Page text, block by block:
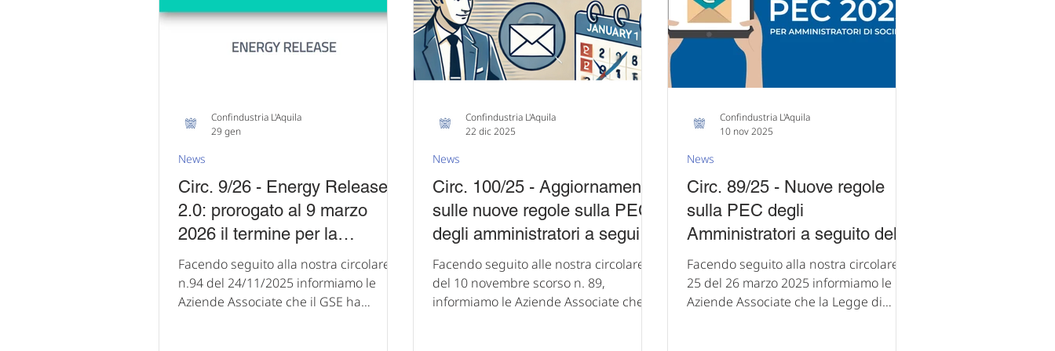
appuntamento dedicato a imprenditori
e manager interessati a
fondamenti : il regolamento sulle
materie
Transiz
Circ. 9/26 - Energy Release
2.0: prorogato al 9 marzo
2026 il termine per la
presentazione della garanzia.
Facendo seguito alla nostra circolare
n.94 del 24/11/2025 informiamo le
Aziende Associate che il GSE ha
News
Confindustria L'Aquila
29 gen
Circ. 100/25 - Aggiornamento
sulle nuove regole sulla PEC
degli amministratori a seguito
della conversione del DL n.
159/2025
Facendo seguito alle nostra circolare
del 10 novembre scorso n. 89,
informiamo le Aziende Associate che,
News
Confindustria L'Aquila
22 dic 2025
Circ. 89/25 - Nuove regole
sulla PEC degli
Amministratori a seguito del
DL n. 159/2025.
Facendo seguito alla nostra circolare n.
25 del 26 marzo 2025 informiamo le
Aziende Associate che la Legge di
News
Confindustria L'Aquila
10 nov 2025